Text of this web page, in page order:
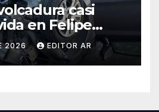
casi
en Felipe
2026 EDITOR AR